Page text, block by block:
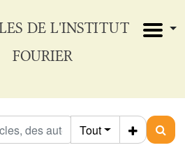
DE L'INSTITUT
FOURIER
Tout